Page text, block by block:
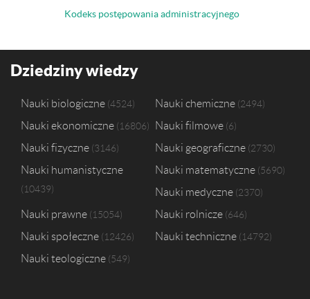
Kodeks postępowania administracyjnego
Dziedziny wiedzy
Nauki biologiczne 4524 Nauki chemiczne 2494
Nauki ekonomiczne 16806 Nauki filmowe 6
Nauki fizyczne 3146 Nauki geograficzne 2730
Nauki humanistyczne
10439
Nauki matematyczne 5690
Nauki medyczne 2370
Nauki prawne 15054 Nauki rolnicze 646
Nauki społeczne 12426 Nauki techniczne 14792
Nauki teologiczne 549